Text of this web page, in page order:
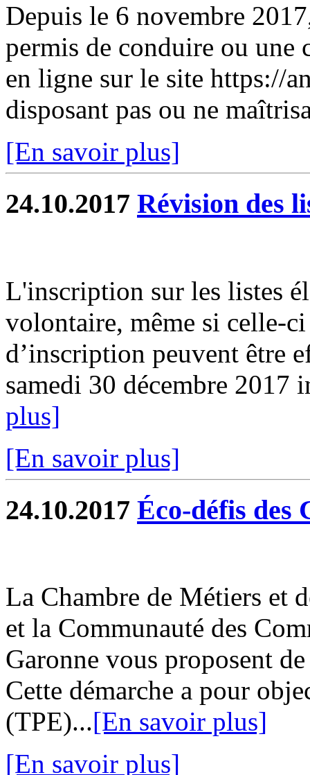
Depuis le 6 novembre
permis de conduire ou une
en ligne sur le site https://
disposant pas ou ne
[En savoir plus]
24.10.2017 Révision des
L'inscription sur les listes
volontaire, même si celle-
d’inscription peuvent être
samedi 30 décembre 2017
plus]
[En savoir plus]
24.10.2017 Éco-défis des
La Chambre de Métiers et
et la Communauté des
Garonne vous proposent
Cette démarche a pour
(TPE)...[En savoir plus]
[En savoir plus]